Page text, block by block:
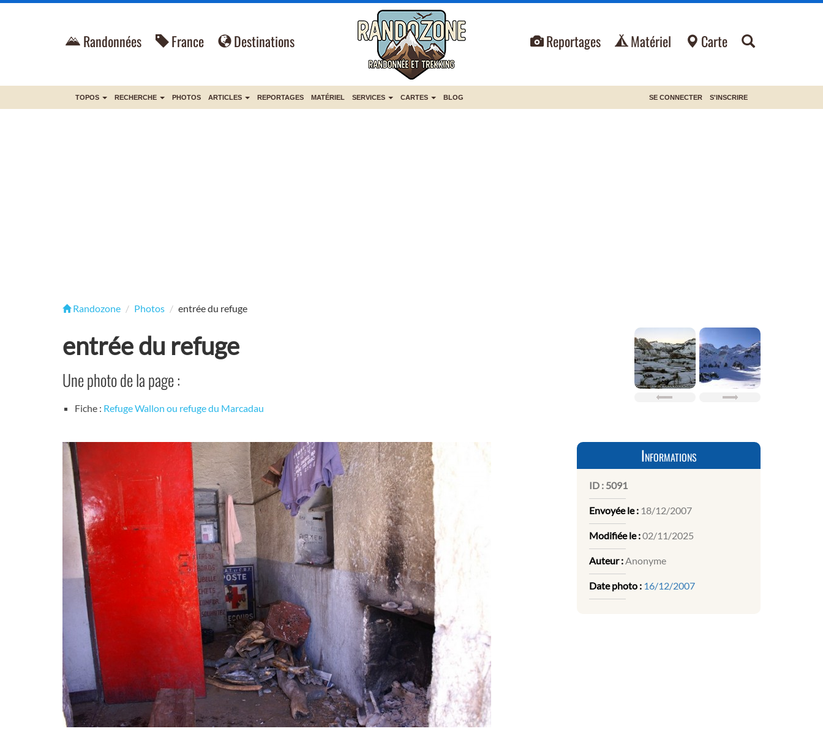
Randonnées France Destinations Reportages Matériel Carte
TOPOS RECHERCHE PHOTOS ARTICLES REPORTAGES MATÉRIEL SERVICES CARTES BLOG SE CONNECTER S'INSCRIRE
Randozone Photos entrée du refuge
entrée du refuge
Une photo de la page :
Fiche : Refuge Wallon ou refuge du Marcadau
Informations
ID : 5091
Envoyée le : 18/12/2007
Modifiée le :02/11/2025
Auteur :Anonyme
Date photo : 16/12/2007